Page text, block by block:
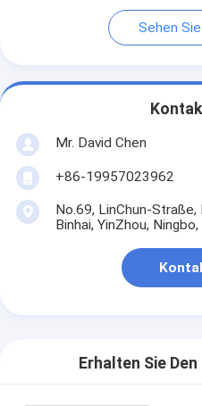
Sehen
Mr. David Chen
+86-19957023962
No.69, LinChun-
Binhai, YinZhou, Ningbo,
Erhalten Sie